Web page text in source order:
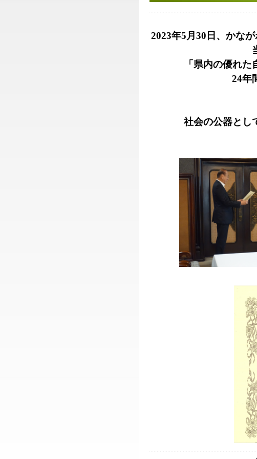
2023年5月30日、かな
「県内の優れ
24年
社会の公器とし